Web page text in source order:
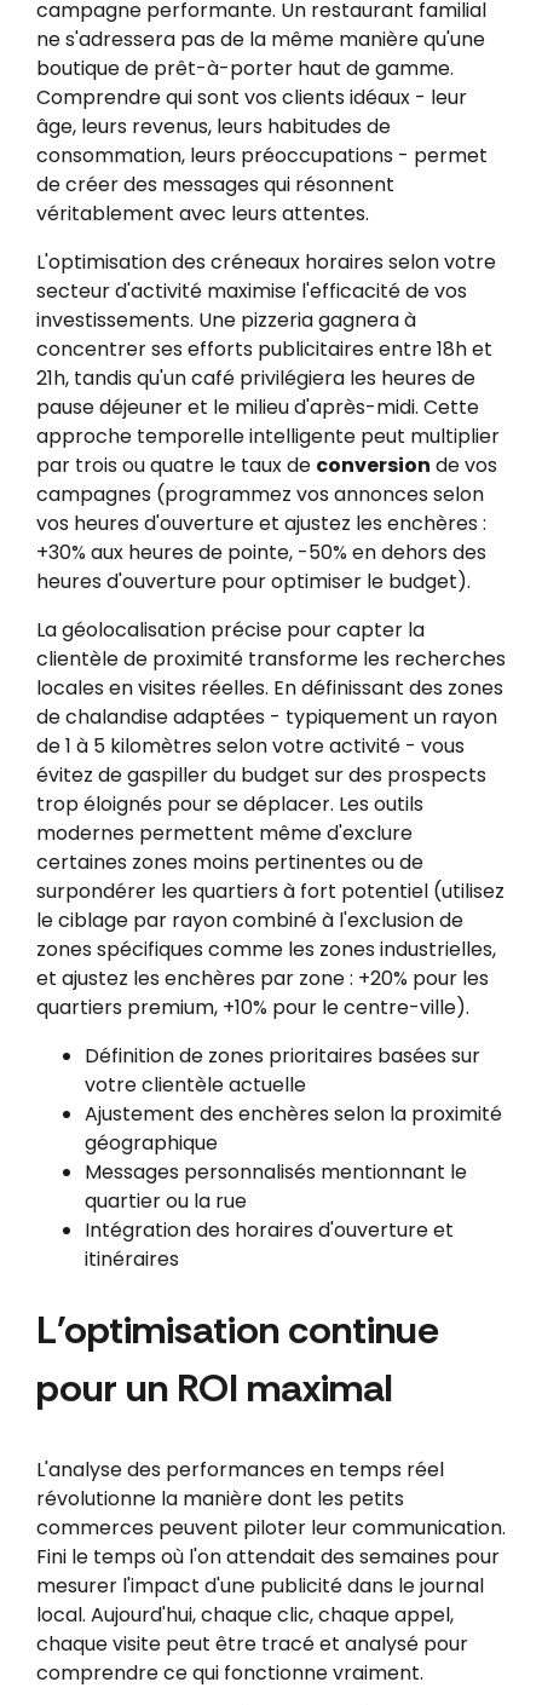
campagne performante. Un restaurant familial
ne s'adressera pas de la même manière qu'une
boutique de prêt-à-porter haut de gamme.
Comprendre qui sont vos clients idéaux - leur
âge, leurs revenus, leurs habitudes de
consommation, leurs préoccupations - permet
de créer des messages qui résonnent
véritablement avec leurs attentes.
L'optimisation des créneaux horaires selon votre
secteur d'activité maximise l'efficacité de vos
investissements. Une pizzeria gagnera à
concentrer ses efforts publicitaires entre 18h et
21h, tandis qu'un café privilégiera les heures de
pause déjeuner et le milieu d'après-midi. Cette
approche temporelle intelligente peut multiplier
par trois ou quatre le taux de conversion de vos
campagnes (programmez vos annonces selon
vos heures d'ouverture et ajustez les enchères :
+30% aux heures de pointe, -50% en dehors des
heures d'ouverture pour optimiser le budget).
La géolocalisation précise pour capter la
clientèle de proximité transforme les recherches
locales en visites réelles. En définissant des zones
de chalandise adaptées - typiquement un rayon
de 1 à 5 kilomètres selon votre activité - vous
évitez de gaspiller du budget sur des prospects
trop éloignés pour se déplacer. Les outils
modernes permettent même d'exclure
certaines zones moins pertinentes ou de
surpondérer les quartiers à fort potentiel (utilisez
le ciblage par rayon combiné à l'exclusion de
zones spécifiques comme les zones industrielles,
et ajustez les enchères par zone : +20% pour les
quartiers premium, +10% pour le centre-ville).
Définition de zones prioritaires basées sur
votre clientèle actuelle
Ajustement des enchères selon la proximité
géographique
Messages personnalisés mentionnant le
quartier ou la rue
Intégration des horaires d'ouverture et
itinéraires
L'optimisation continue
pour un ROI maximal
L'analyse des performances en temps réel
révolutionne la manière dont les petits
commerces peuvent piloter leur communication.
Fini le temps où l'on attendait des semaines pour
mesurer l'impact d'une publicité dans le journal
local. Aujourd'hui, chaque clic, chaque appel,
chaque visite peut être tracé et analysé pour
comprendre ce qui fonctionne vraiment.